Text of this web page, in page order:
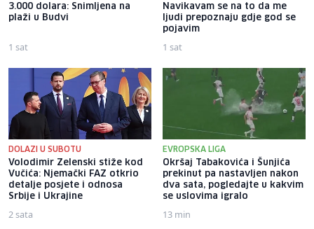
3.000 dolara: Snimljena na
plaži u Budvi
1 sat
Navikavam se na to da me
ljudi prepoznaju gdje god se
pojavim
1 sat
DOLAZI U SUBOTU
Volodimir Zelenski stiže kod
Vučića: Njemački FAZ otkrio
detalje posjete i odnosa
Srbije i Ukrajine
2 sata
EVROPSKA LIGA
Okršaj Tabakovića i Šunjića
prekinut pa nastavljen nakon
dva sata, pogledajte u kakvim
se uslovima igralo
13 min